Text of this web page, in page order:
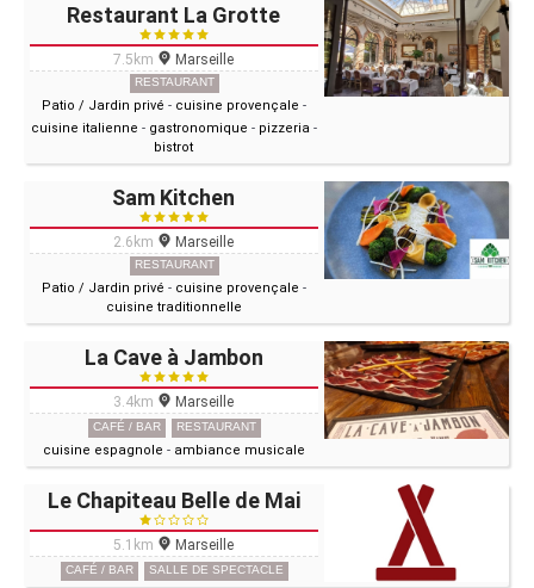
Restaurant La Grotte
7.5km Marseille
RESTAURANT
Patio / Jardin privé - cuisine provençale -
cuisine italienne - gastronomique - pizzeria -
bistrot
Sam Kitchen
2.6km Marseille
RESTAURANT
Patio / Jardin privé - cuisine provençale -
cuisine traditionnelle
La Cave à Jambon
3.4km Marseille
CAFÉ / BAR RESTAURANT
cuisine espagnole - ambiance musicale
Le Chapiteau Belle de Mai
5.1km Marseille
CAFÉ / BAR SALLE DE SPECTACLE